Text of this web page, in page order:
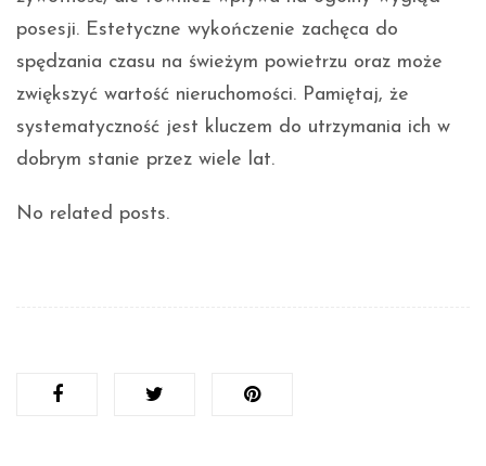
posesji. Estetyczne wykończenie zachęca do
spędzania czasu na świeżym powietrzu oraz może
zwiększyć wartość nieruchomości. Pamiętaj, że
systematyczność jest kluczem do utrzymania ich w
dobrym stanie przez wiele lat.
No related posts.